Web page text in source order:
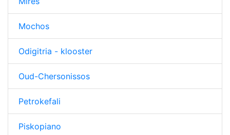
Mochos
Odigitria - klooster
Oud-Chersonissos
Petrokefali
Piskopiano